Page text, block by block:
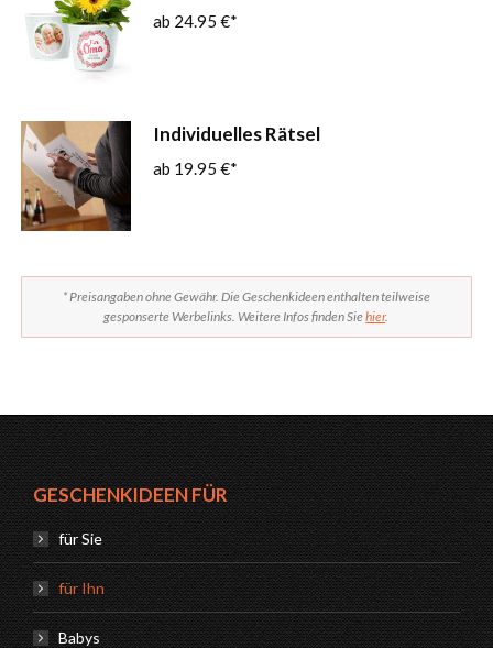
24.95 €
Individuelles Rätsel
19.95 €
* Preisangaben ohne Gewähr. Die Geschenkideen enthalten teilweise
gesponserte Werbelinks. Weitere Infos finden Siehier.
GESCHENKIDEEN FÜR
für Sie
für Ihn
Babys